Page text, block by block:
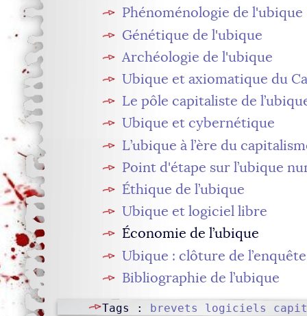
Phénoménologie de l'ubique
Génétique de l'ubique
Archéologie de l'ubique
Ubique et axiomatique du
Le pôle capitaliste de
Ubique et cybernétique
L’ubique à l’ère du
Point d'étape sur l’ubique
Éthique de l’ubique
Ubique et logiciel libre
Économie de l’ubique
Ubique : clôture de l’enquête
Bibliographie de l’ubique
Tags : brevets logiciels